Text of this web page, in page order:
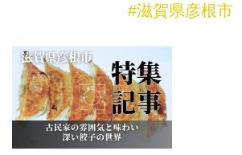
#滋賀県彦根市